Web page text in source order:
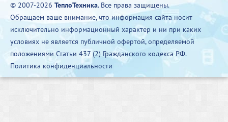
© 2007-2026 ТеплоТехника. Все права защищены.
Обращаем ваше внимание, что информация сайта носит
исключительно информационный характер и ни при каких
условиях не является публичной офертой, определяемой
положениями Статьи 437 (2) Гражданского кодекса РФ.
Политика конфиденциальности